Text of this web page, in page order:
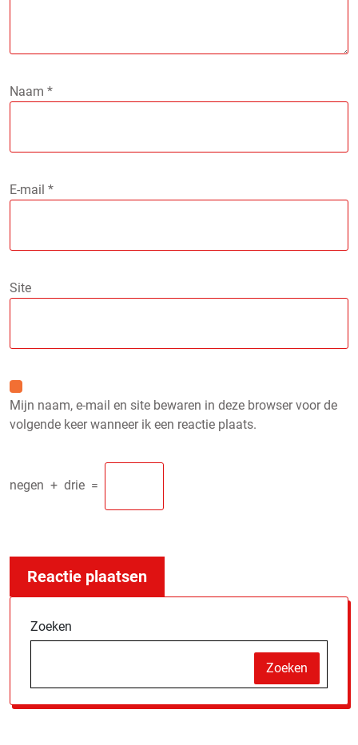
Naam *
E-mail *
Site
Mijn naam, e-mail en site bewaren in deze browser voor de
volgende keer wanneer ik een reactie plaats.
negen + drie =
Zoeken
Zoeken